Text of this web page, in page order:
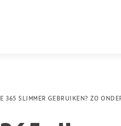
365 SLIMMER GEBRUIKEN? ZO